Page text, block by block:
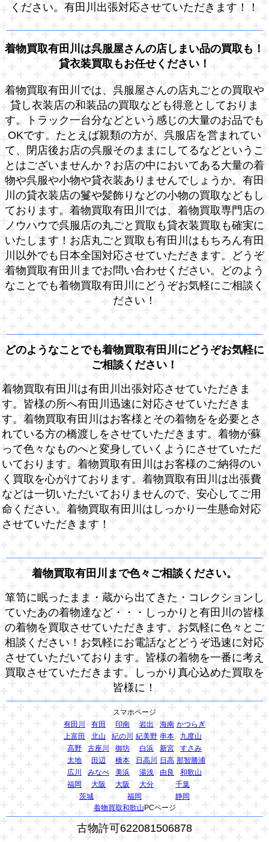
ください。有田川出張対応させていただきます！！
着物買取有田川は呉服屋さんの店しまい品の買取も！
貸衣装買取もお任せください！
着物買取有田川では、呉服屋さんの店丸ごとの買取や
貸し衣装店の和装品の買取なども得意としておりま
す。トラック一台分などという感じの大量のお品でも
OKです。たとえば親類の方が、呉服店を営まれてい
て、閉店後お店の呉服そのままにしてるなどというこ
とはございませんか？お店の中においてある大量の着
物や呉服や小物や貸衣装ありませんでしょうか。有田
川の貸衣装店の鬘や髪飾りなどの小物の買取などもし
ております。着物買取有田川では、着物買取専門店の
ノウハウで呉服店の丸ごと買取も貸衣装買取も確実に
いたします！お店丸ごと買取も有田川はもちろん有田
川以外でも日本全国対応させていただきます。どうぞ
着物買取有田川までお問い合わせください。どのよう
なことでも着物買取有田川にどうぞお気軽にご相談く
ださい！
どのようなことでも着物買取有田川にどうぞお気軽に
ご相談ください！
着物買取有田川は有田川出張対応させていただきま
す。皆様の所へ有田川迅速に対応させていただきま
す。着物買取有田川はお客様とその着物をを必要とさ
れている方の橋渡しをさせていただきます。着物が蘇
って色々なものへと変身していくようにさせていただ
いております。着物買取有田川はお客様のご納得のい
く買取を心がけております。着物買取有田川は出張費
などは一切いただいておりませんので、安心してご用
命ください。着物買取有田川はしっかり一生懸命対応
させていただきます！
着物買取有田川まで色々ご相談ください。
箪笥に眠ったまま・蔵から出てきた・コレクションし
ていたあの着物達など・・・しっかりと有田川の皆様
の着物を買取させていただきます。お気軽に色々とご
相談ください！お気軽にお電話などどうぞ迅速に対応
させていただいております。皆様の着物を一番に考え
買取させていただきます。しっかり真心込めた買取を
皆様に！
スマホページ
有田川
有田 印南 岩出 海南 かつらぎ
上富田
北山 紀の川 紀美野 串本
九度山
高野
古座川 御坊 白浜 新宮
すさみ
太地
田辺 橋本 日高川 日高 那智勝浦
広川
みなべ 美浜 湯浅 由良
和歌山
福岡
大阪 大阪 大分
千葉
茨城
福岡
静岡
着物買取和歌山 PCページ
古物許可622081506878